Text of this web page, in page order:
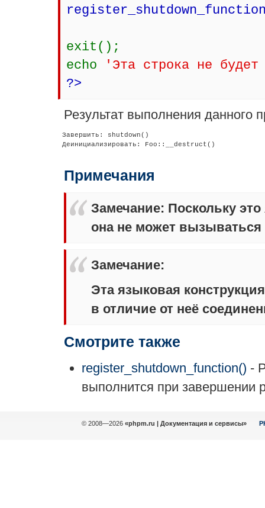
exit();
echo
'Эта строка не
?>
Результат выполнения данного
Завершить: shutdown()
Деинициализировать: Foo::__destruct()
Примечания
Замечание: Поскольку
она не может
Замечание:
Эта языковая
в отличие от неё
Смотрите также
register_shutdown_function() -
выполнится при завершении
© 2008—2026 «phpm.ru | Документация и сервисы»